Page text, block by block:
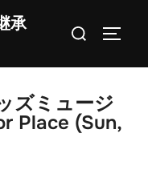
承
Search
ズミュージ
Place (Sun,